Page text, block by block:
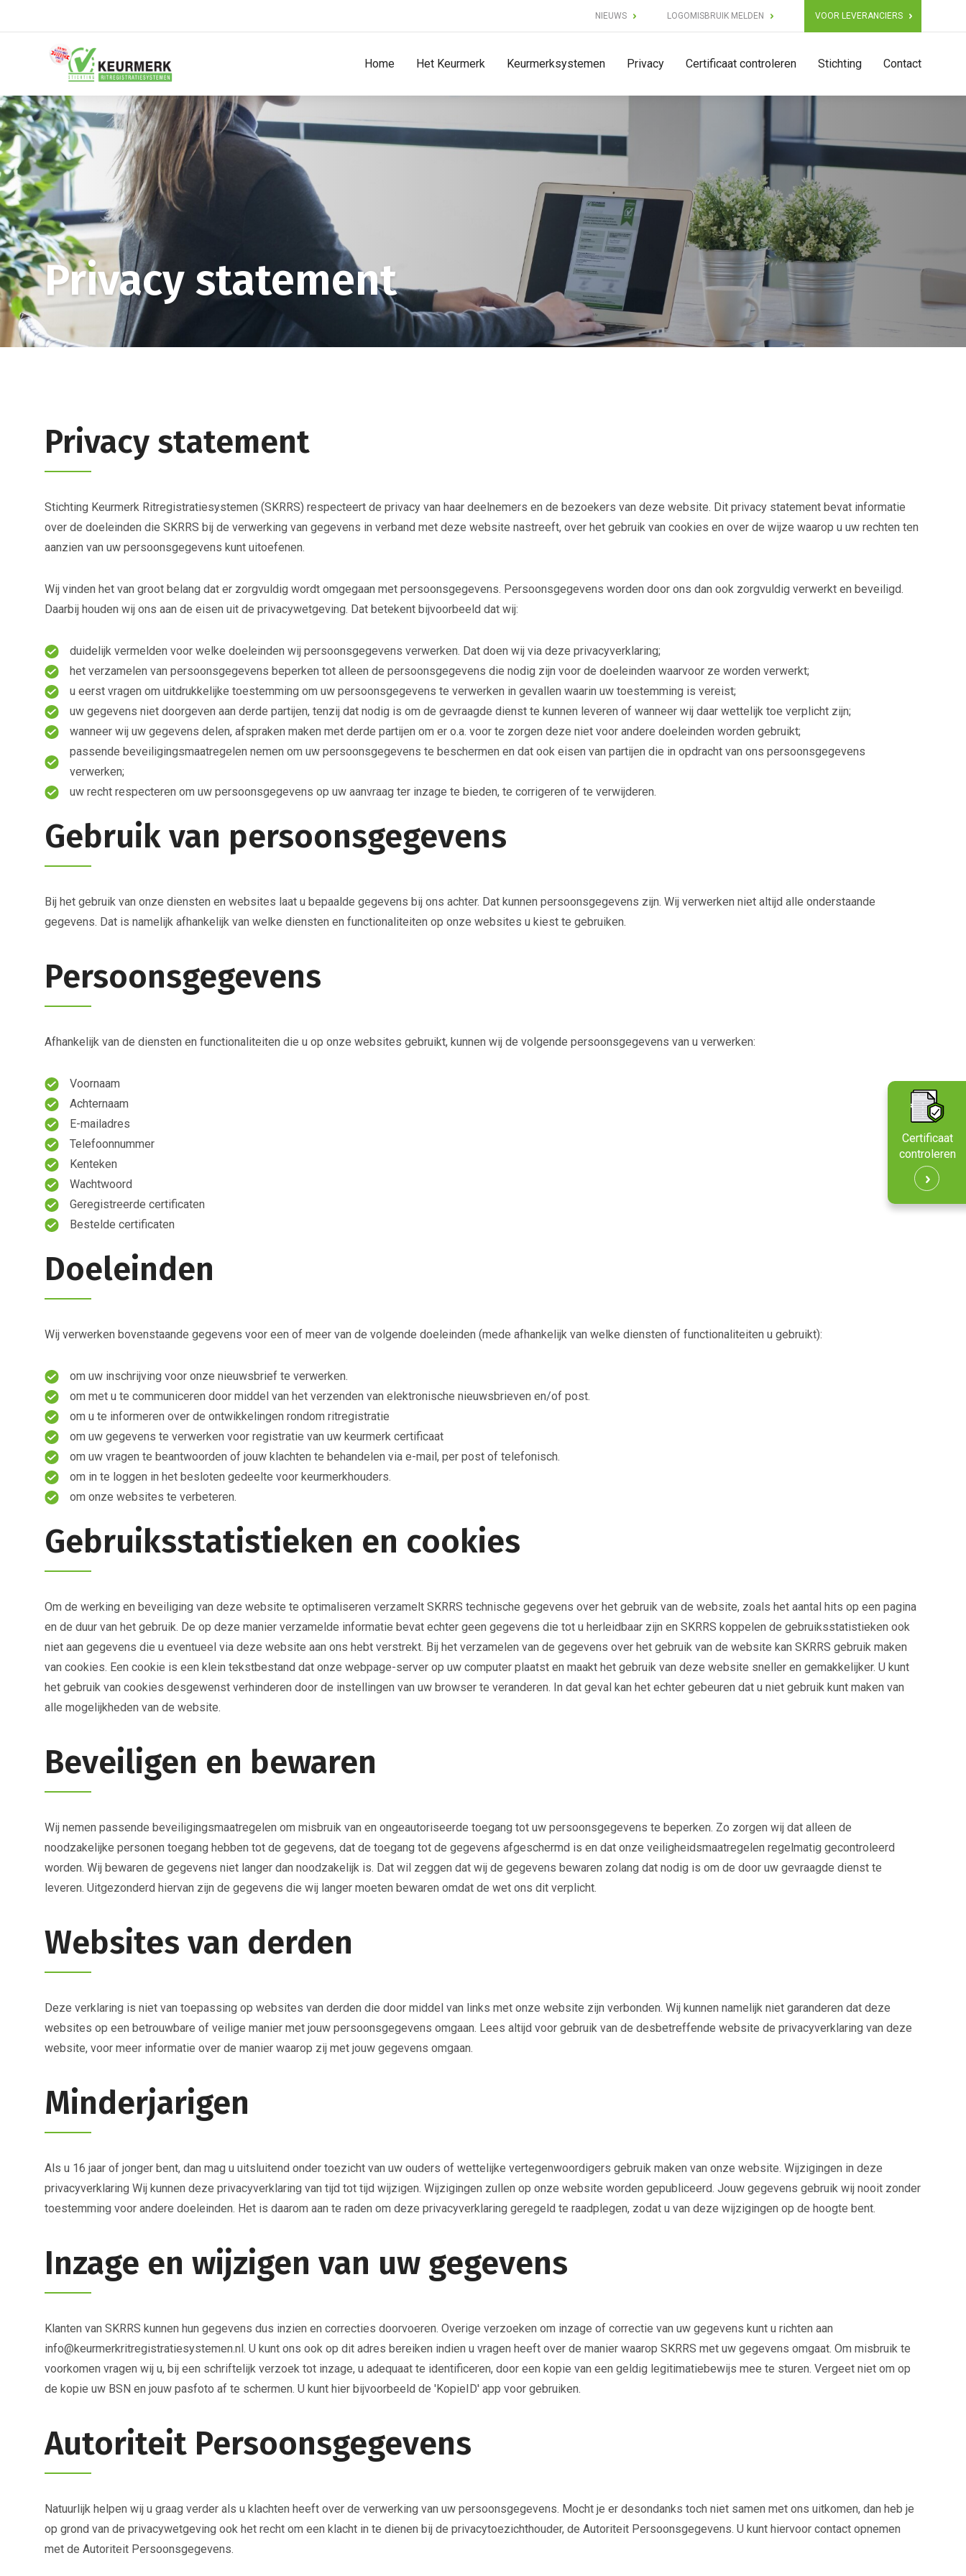
NIEUWS LOGOMISBRUIK MELDEN VOOR LEVERANCIERS
Home Het Keurmerk Keurmerksystemen Privacy Certificaat controleren Stichting Contact
Privacy statement
Privacy statement
Stichting Keurmerk Ritregistratiesystemen (SKRRS) respecteert de privacy van haar deelnemers en de bezoekers van deze website. Dit privacy statement bevat informatie
over de doeleinden die SKRRS bij de verwerking van gegevens in verband met deze website nastreeft, over het gebruik van cookies en over de wijze waarop u uw rechten ten
aanzien van uw persoonsgegevens kunt uitoefenen.
Wij vinden het van groot belang dat er zorgvuldig wordt omgegaan met persoonsgegevens. Persoonsgegevens worden door ons dan ook zorgvuldig verwerkt en beveiligd.
Daarbij houden wij ons aan de eisen uit de privacywetgeving. Dat betekent bijvoorbeeld dat wij:
duidelijk vermelden voor welke doeleinden wij persoonsgegevens verwerken. Dat doen wij via deze privacyverklaring;
het verzamelen van persoonsgegevens beperken tot alleen de persoonsgegevens die nodig zijn voor de doeleinden waarvoor ze worden verwerkt;
u eerst vragen om uitdrukkelijke toestemming om uw persoonsgegevens te verwerken in gevallen waarin uw toestemming is vereist;
uw gegevens niet doorgeven aan derde partijen, tenzij dat nodig is om de gevraagde dienst te kunnen leveren of wanneer wij daar wettelijk toe verplicht zijn;
wanneer wij uw gegevens delen, afspraken maken met derde partijen om er o.a. voor te zorgen deze niet voor andere doeleinden worden gebruikt;
passende beveiligingsmaatregelen nemen om uw persoonsgegevens te beschermen en dat ook eisen van partijen die in opdracht van ons persoonsgegevens
verwerken;
uw recht respecteren om uw persoonsgegevens op uw aanvraag ter inzage te bieden, te corrigeren of te verwijderen.
Gebruik van persoonsgegevens
Bij het gebruik van onze diensten en websites laat u bepaalde gegevens bij ons achter. Dat kunnen persoonsgegevens zijn. Wij verwerken niet altijd alle onderstaande
gegevens. Dat is namelijk afhankelijk van welke diensten en functionaliteiten op onze websites u kiest te gebruiken.
Persoonsgegevens
Afhankelijk van de diensten en functionaliteiten die u op onze websites gebruikt, kunnen wij de volgende persoonsgegevens van u verwerken:
Voornaam
Achternaam
E-mailadres
Telefoonnummer
Kenteken
Wachtwoord
Geregistreerde certificaten
Bestelde certificaten
Doeleinden
Wij verwerken bovenstaande gegevens voor een of meer van de volgende doeleinden (mede afhankelijk van welke diensten of functionaliteiten u gebruikt):
om uw inschrijving voor onze nieuwsbrief te verwerken.
om met u te communiceren door middel van het verzenden van elektronische nieuwsbrieven en/of post.
om u te informeren over de ontwikkelingen rondom ritregistratie
om uw gegevens te verwerken voor registratie van uw keurmerk certificaat
om uw vragen te beantwoorden of jouw klachten te behandelen via e-mail, per post of telefonisch.
om in te loggen in het besloten gedeelte voor keurmerkhouders.
om onze websites te verbeteren.
Gebruiksstatistieken en cookies
Om de werking en beveiliging van deze website te optimaliseren verzamelt SKRRS technische gegevens over het gebruik van de website, zoals het aantal hits op een pagina
en de duur van het gebruik. De op deze manier verzamelde informatie bevat echter geen gegevens die tot u herleidbaar zijn en SKRRS koppelen de gebruiksstatistieken ook
niet aan gegevens die u eventueel via deze website aan ons hebt verstrekt. Bij het verzamelen van de gegevens over het gebruik van de website kan SKRRS gebruik maken
van cookies. Een cookie is een klein tekstbestand dat onze webpage-server op uw computer plaatst en maakt het gebruik van deze website sneller en gemakkelijker. U kunt
het gebruik van cookies desgewenst verhinderen door de instellingen van uw browser te veranderen. In dat geval kan het echter gebeuren dat u niet gebruik kunt maken van
alle mogelijkheden van de website.
Beveiligen en bewaren
Wij nemen passende beveiligingsmaatregelen om misbruik van en ongeautoriseerde toegang tot uw persoonsgegevens te beperken. Zo zorgen wij dat alleen de
noodzakelijke personen toegang hebben tot de gegevens, dat de toegang tot de gegevens afgeschermd is en dat onze veiligheidsmaatregelen regelmatig gecontroleerd
worden. Wij bewaren de gegevens niet langer dan noodzakelijk is. Dat wil zeggen dat wij de gegevens bewaren zolang dat nodig is om de door uw gevraagde dienst te
leveren. Uitgezonderd hiervan zijn de gegevens die wij langer moeten bewaren omdat de wet ons dit verplicht.
Websites van derden
Deze verklaring is niet van toepassing op websites van derden die door middel van links met onze website zijn verbonden. Wij kunnen namelijk niet garanderen dat deze
websites op een betrouwbare of veilige manier met jouw persoonsgegevens omgaan. Lees altijd voor gebruik van de desbetreffende website de privacyverklaring van deze
website, voor meer informatie over de manier waarop zij met jouw gegevens omgaan.
Minderjarigen
Als u 16 jaar of jonger bent, dan mag u uitsluitend onder toezicht van uw ouders of wettelijke vertegenwoordigers gebruik maken van onze website. Wijzigingen in deze
privacyverklaring Wij kunnen deze privacyverklaring van tijd tot tijd wijzigen. Wijzigingen zullen op onze website worden gepubliceerd. Jouw gegevens gebruik wij nooit zonder
toestemming voor andere doeleinden. Het is daarom aan te raden om deze privacyverklaring geregeld te raadplegen, zodat u van deze wijzigingen op de hoogte bent.
Inzage en wijzigen van uw gegevens
Klanten van SKRRS kunnen hun gegevens dus inzien en correcties doorvoeren. Overige verzoeken om inzage of correctie van uw gegevens kunt u richten aan
info@keurmerkritregistratiesystemen.nl. U kunt ons ook op dit adres bereiken indien u vragen heeft over de manier waarop SKRRS met uw gegevens omgaat. Om misbruik te
voorkomen vragen wij u, bij een schriftelijk verzoek tot inzage, u adequaat te identificeren, door een kopie van een geldig legitimatiebewijs mee te sturen. Vergeet niet om op
de kopie uw BSN en jouw pasfoto af te schermen. U kunt hier bijvoorbeeld de 'KopieID' app voor gebruiken.
Autoriteit Persoonsgegevens
Natuurlijk helpen wij u graag verder als u klachten heeft over de verwerking van uw persoonsgegevens. Mocht je er desondanks toch niet samen met ons uitkomen, dan heb je
op grond van de privacywetgeving ook het recht om een klacht in te dienen bij de privacytoezichthouder, de Autoriteit Persoonsgegevens. U kunt hiervoor contact opnemen
met de Autoriteit Persoonsgegevens.
Certificaat
controleren